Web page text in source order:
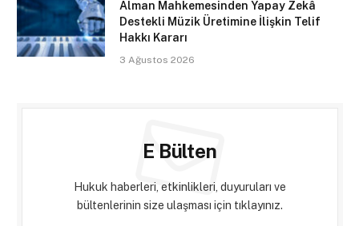
Alman Mahkemesinden Yapay Zekâ
Destekli Müzik Üretimine İlişkin Telif
Hakkı Kararı
3 Ağustos 2026
E Bülten
Hukuk haberleri, etkinlikleri, duyuruları ve
bültenlerinin size ulaşması için tıklayınız.